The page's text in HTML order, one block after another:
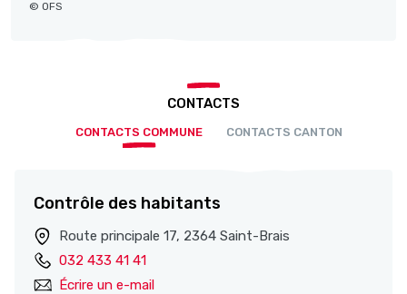
© OFS
CONTACTS
CONTACTS COMMUNE CONTACTS CANTON
Contrôle des habitants
Route principale 17, 2364 Saint-Brais
032 433 41 41
Écrire un e-mail